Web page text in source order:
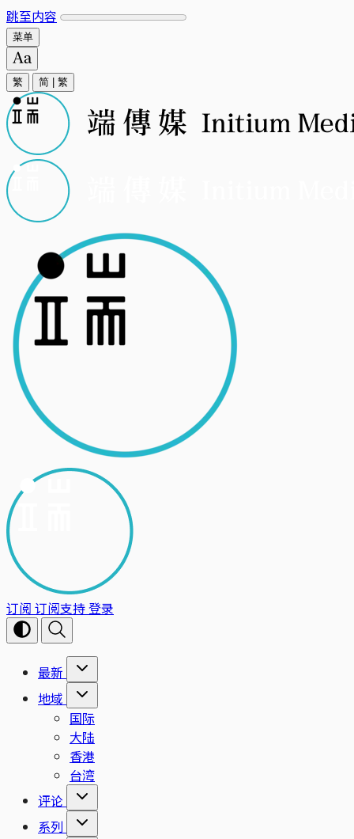
跳至内容
菜单
繁 简 繁
订阅 订阅支持登录
最新
地域
国际
大陆
香港
台湾
评论
系列